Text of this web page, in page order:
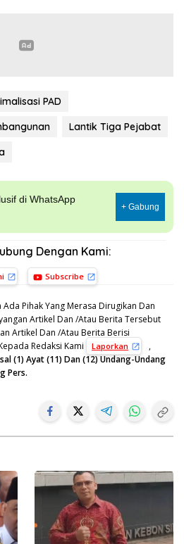
PAD
Lantik Tiga Pejabat
di WhatsApp
+ Gabung
Dengan Kami:
Subscribe
Pihak Yang Merasa Dirugikan Dan
Artikel Dan /Atau Berita Tersebut
Artikel Dan /Atau Berita Berisi
Redaksi Kami
Laporkan
,
(1) Ayat (11) Dan (12) Undang-Undang
Pers.